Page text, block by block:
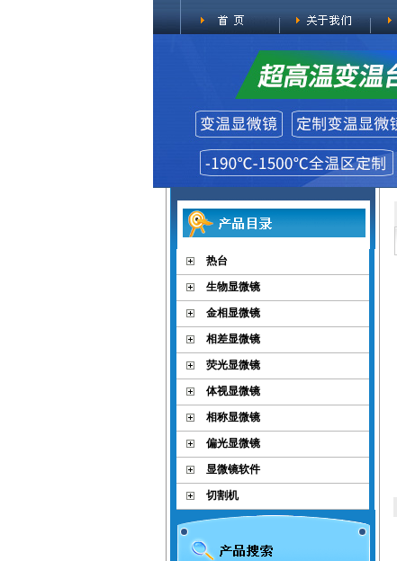
热台
生物显微镜
金相显微镜
相差显微镜
荧光显微镜
体视显微镜
相称显微镜
偏光显微镜
显微镜软件
切割机